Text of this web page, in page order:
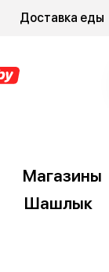
Доставка еды
Магазины
Шашлык